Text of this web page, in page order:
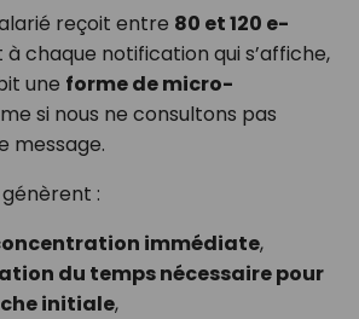
reçoit entre 80 et 120 e-
à chaque notification qui s’affiche,
une forme de micro-
si nous ne consultons pas
message.
:
immédiate,
du temps nécessaire pour
initiale,